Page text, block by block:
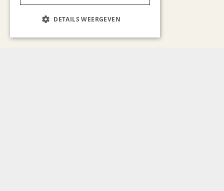
DETAILS WEERGEVEN